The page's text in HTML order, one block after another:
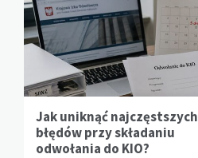
Jak uniknąć najczęstszych
błędów przy składaniu
odwołania do KIO?